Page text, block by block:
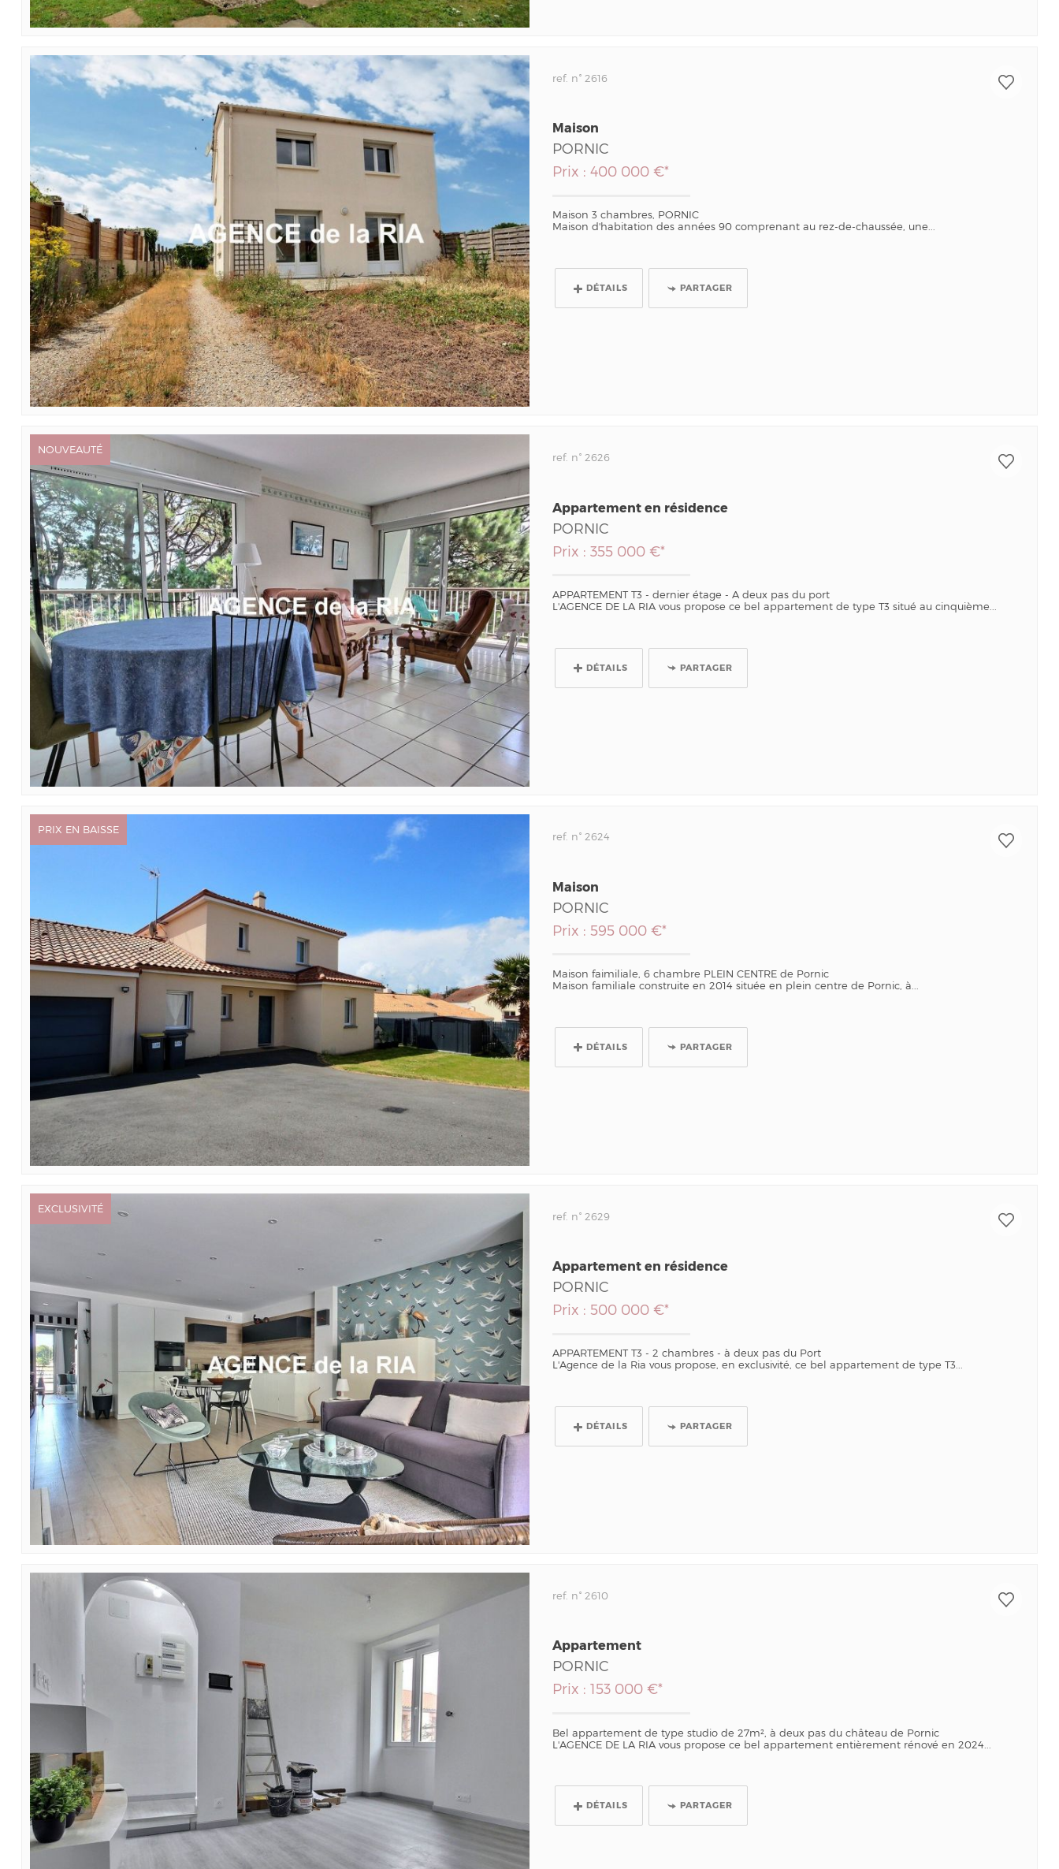
ref. n° 2616
Maison
PORNIC
Prix : 400 000 €*
Maison 3 chambres, PORNIC
Maison d'habitation des années 90 comprenant au rez-de-chaussée, une...
DÉTAILS PARTAGER
NOUVEAUTÉ
ref. n° 2626
Appartement en résidence
PORNIC
Prix : 355 000 €*
APPARTEMENT T3 - dernier étage - A deux pas du port
L'AGENCE DE LA RIA vous propose ce bel appartement de type T3 situé au cinquième...
DÉTAILS PARTAGER
PRIX EN BAISSE
ref. n° 2624
Maison
PORNIC
Prix : 595 000 €*
Maison faimiliale, 6 chambre PLEIN CENTRE de Pornic
Maison familiale construite en 2014 située en plein centre de Pornic, à...
DÉTAILS PARTAGER
EXCLUSIVITÉ
ref. n° 2629
Appartement en résidence
PORNIC
Prix : 500 000 €*
APPARTEMENT T3 - 2 chambres - à deux pas du Port
L'Agence de la Ria vous propose, en exclusivité, ce bel appartement de type T3...
DÉTAILS PARTAGER
ref. n° 2610
Appartement
PORNIC
Prix : 153 000 €*
Bel appartement de type studio de 27m², à deux pas du château de Pornic
L'AGENCE DE LA RIA vous propose ce bel appartement entièrement rénové en 2024...
DÉTAILS PARTAGER